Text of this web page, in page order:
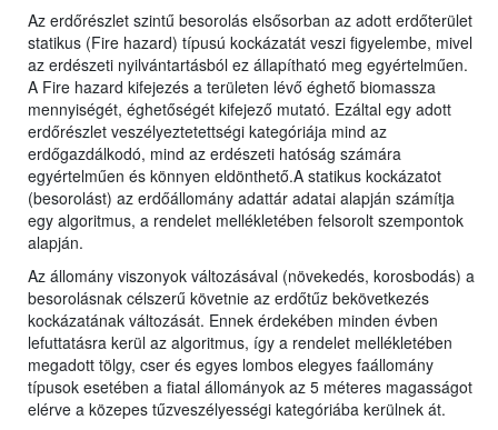
Az erdőrészlet szintű besorolás elsősorban az adott erdőterület
statikus (Fire hazard) típusú kockázatát veszi figyelembe, mivel
az erdészeti nyilvántartásból ez állapítható meg egyértelműen.
A Fire hazard kifejezés a területen lévő éghető biomassza
mennyiségét, éghetőségét kifejező mutató. Ezáltal egy adott
erdőrészlet veszélyeztetettségi kategóriája mind az
erdőgazdálkodó, mind az erdészeti hatóság számára
egyértelműen és könnyen eldönthető.A statikus kockázatot
(besorolást) az erdőállomány adattár adatai alapján számítja
egy algoritmus, a rendelet mellékletében felsorolt szempontok
alapján.
Az állomány viszonyok változásával (növekedés, korosbodás) a
besorolásnak célszerű követnie az erdőtűz bekövetkezés
kockázatának változását. Ennek érdekében minden évben
lefuttatásra kerül az algoritmus, így a rendelet mellékletében
megadott tölgy, cser és egyes lombos elegyes faállomány
típusok esetében a fiatal állományok az 5 méteres magasságot
elérve a közepes tűzveszélyességi kategóriába kerülnek át.